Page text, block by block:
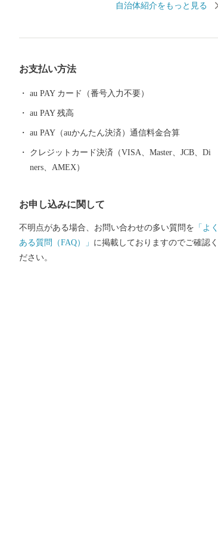
地です。 海から山にかけ変化に富んだ景勝は、万葉の
自治体紹介をもっと見る
お支払い方法
au PAY カード（番号入力不要）
au PAY 残高
au PAY（auかんたん決済）通信料金合算
クレジットカード決済（VISA、Master、JCB、Di
ners、AMEX）
お申し込みに関して
不明点がある場合、お問い合わせの多い質問を 「よく
ある質問（FAQ）」 に掲載しておりますのでご確認く
ださい。